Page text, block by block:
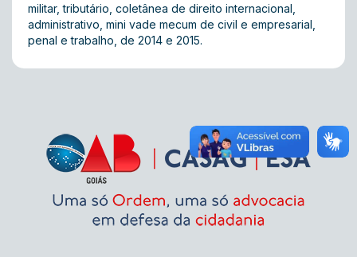
militar, tributário, coletânea de direito internacional,
administrativo, mini vade mecum de civil e empresarial,
penal e trabalho, de 2014 e 2015.